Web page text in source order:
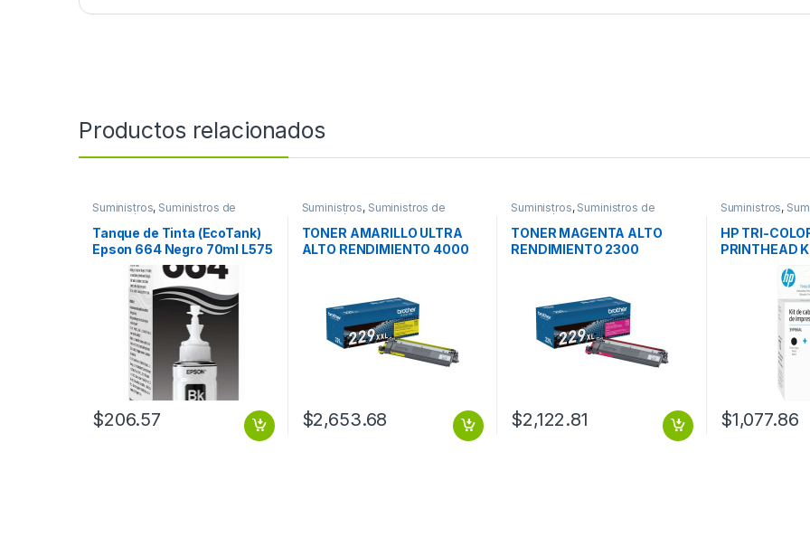
Productos relacionados
Suministros, Suministros de
Impresión
Tanque de Tinta (EcoTank)
Epson 664 Negro 70ml L575
L495 L1300
$206.57
Suministros, Suministros de
Impresión
TONER AMARILLO ULTRA
ALTO RENDIMIENTO 4000
$2,653.68
Suministros, Suministros de
Impresión
TONER MAGENTA ALTO
RENDIMIENTO 2300
$2,122.81
Suministros,
HP TRI-
PRINTHEAD
$1,077.86